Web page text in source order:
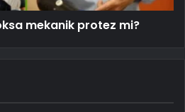
mekanik protez mi?